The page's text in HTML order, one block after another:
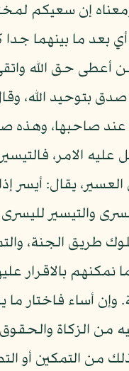
إن سعيكم
بعد ما بينهما
أعطى حق الله
بتوحيد الله،
صاحبها، وهذه
عليه الامر،
يقال: أيسر
والتيسير
طريق الجنة،
نمكنهم بالاقرار
وإن أساء فاختار
الزكاة والحقوق
لذلك من التمكين أو